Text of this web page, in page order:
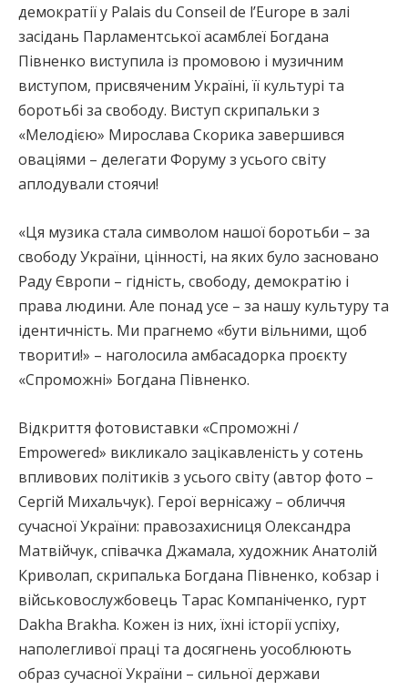
демократії у Palais du Conseil de l’Europe в залі
засідань Парламентської асамблеї Богдана
Півненко виступила із промовою і музичним
виступом, присвяченим Україні, її культурі та
боротьбі за свободу. Виступ скрипальки з
«Мелодією» Мирослава Скорика завершився
оваціями – делегати Форуму з усього світу
аплодували стоячи!
«Ця музика стала символом нашої боротьби – за
свободу України, цінності, на яких було засновано
Раду Європи – гідність, свободу, демократію і
права людини. Але понад усе – за нашу культуру та
ідентичність. Ми прагнемо «бути вільними, щоб
творити!» – наголосила амбасадорка проєкту
«Спроможні» Богдана Півненко.
Відкриття фотовиставки «Спроможні /
Empowered» викликало зацікавленість у сотень
впливових політиків з усього світу (автор фото –
Сергій Михальчук). Герої вернісажу – обличчя
сучасної України: правозахисниця Олександра
Матвійчук, співачка Джамала, художник Анатолій
Криволап, скрипалька Богдана Півненко, кобзар і
військовослужбовець Тарас Компаніченко, гурт
Dakha Brakha. Кожен із них, їхні історії успіху,
наполегливої праці та досягнень уособлюють
образ сучасної України – сильної держави